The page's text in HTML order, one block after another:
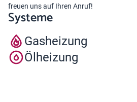
freuen uns auf Ihren Anruf!
Systeme
Gasheizung
Ölheizung